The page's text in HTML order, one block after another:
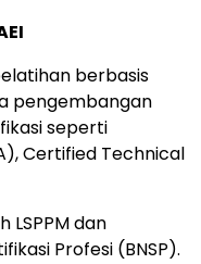
berbasis
pengembangan
seperti
Certified Technical
LSPPMdan
Profesi (BNSP).